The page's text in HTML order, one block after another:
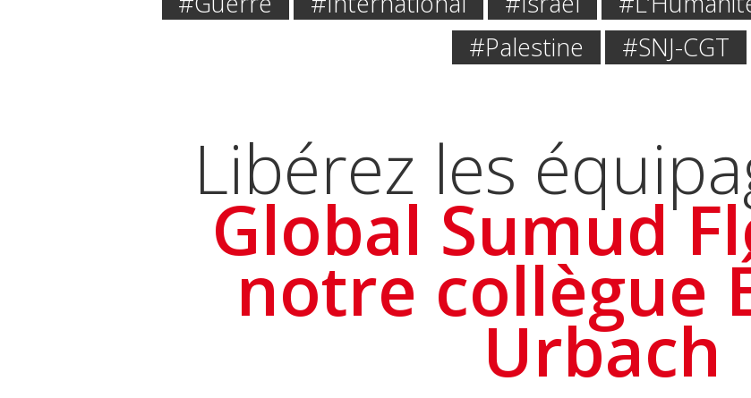
#Palestine
#SNJ-CGT
Libérez les
Global Sumud
notre collègue
Urbach